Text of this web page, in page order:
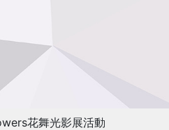
花舞光影展活動